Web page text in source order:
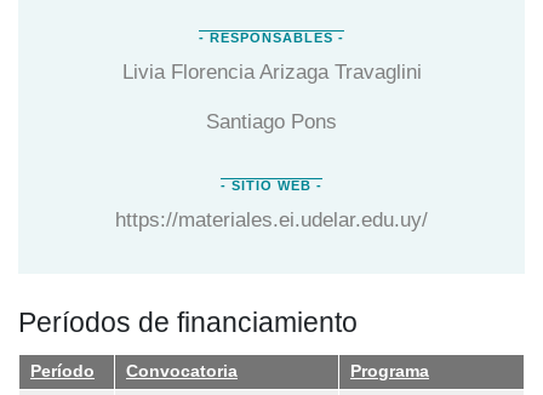
Livia Florencia Arizaga Travaglini
Santiago Pons
https://materiales.ei.udelar.edu.uy/
Períodos de financiamiento
Período Convocatoria
Programa